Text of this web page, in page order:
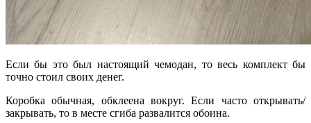
Если бы это был настоящий чемодан, то весь комплект бы
точно стоил своих денег.
Коробка обычная, обклеена вокруг. Если часто открывать/
закрывать, то в месте сгиба развалится обоина.